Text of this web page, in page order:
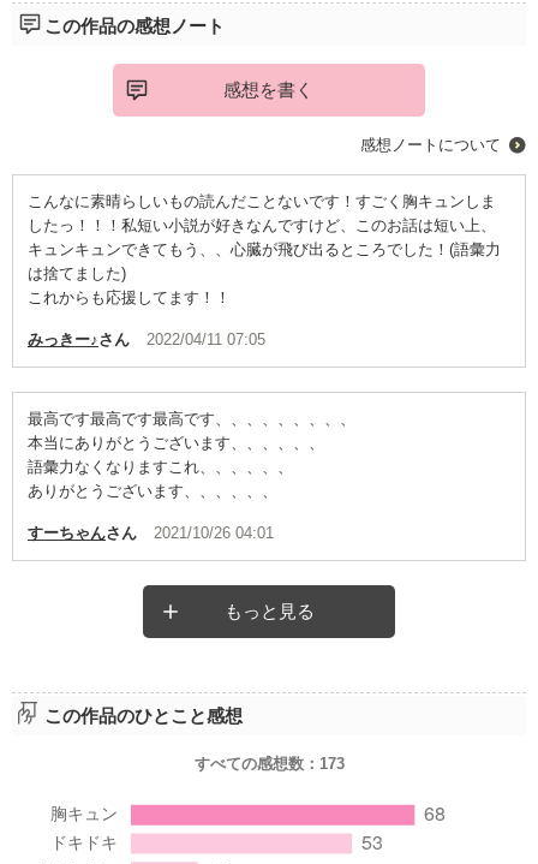
この作品の感想ノート
感想を書く
感想ノートについて
こんなに素晴らしいもの読んだことないです！すごく胸キュンしま
したっ！！！私短い小説が好きなんですけど、このお話は短い上、
キュンキュンできてもう、、心臓が飛び出るところでした！(語彙力
は捨てました)
これからも応援してます！！
みっきー♪さん 2022/04/11 07:05
最高です最高です最高です、、、、、、、、、
本当にありがとうございます、、、、、、
語彙力なくなりますこれ、、、、、、
ありがとうございます、、、、、、
すーちゃんさん 2021/10/26 04:01
もっと見る
この作品のひとこと感想
すべての感想数： 173